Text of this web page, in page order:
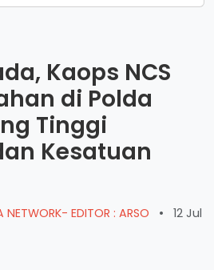
Kaops NCS
di Polda
Tinggi
Kesatuan
NETWORK- EDITOR : ARSO •
12 Jul